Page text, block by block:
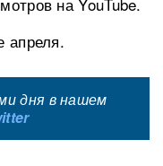
апреля.
дня в нашем